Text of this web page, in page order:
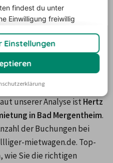
Bad Mergentheim
unser Vergleichsportal,
Ihre lokale Autovermietung
ausgedehnte
Preise sowie
Alle Details befinden sich
fundierte
unserer Analyse ist Hertz
in Bad Mergentheim.
der Buchungen bei
mietwagen.de. Top-
wie Sie die richtigen
findest du unter
Einwilligung freiwillig
Einstellungen